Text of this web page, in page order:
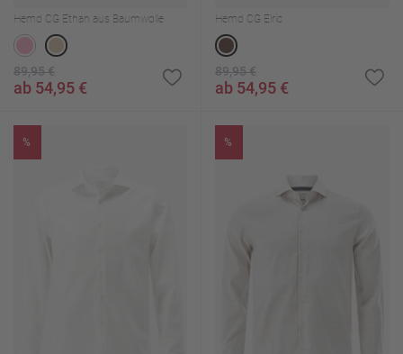
Hemd CG Ethan aus Baumwolle
89,95 €
ab 54,95 €
Hemd CG Elric
89,95 €
ab 54,95 €
% %